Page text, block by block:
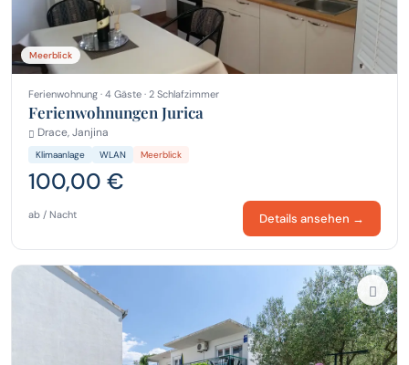
Meerblick
Ferienwohnung · 4 Gäste · 2 Schlafzimmer
Ferienwohnungen Jurica
Drace, Janjina
Klimaanlage WLAN Meerblick
100,00 €
ab / Nacht Details ansehen →